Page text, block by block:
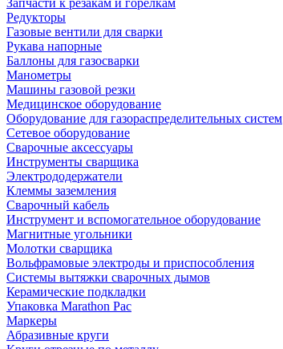
Запчасти к резакам и горелкам
Редукторы
Газовые вентили для сварки
Рукава напорные
Баллоны для газосварки
Манометры
Машины газовой резки
Медицинское оборудование
Оборудование для газораспределительных систем
Сетевое оборудование
Сварочные аксессуары
Инструменты сварщика
Электрододержатели
Клеммы заземления
Сварочный кабель
Инструмент и вспомогательное оборудование
Магнитные угольники
Молотки сварщика
Вольфрамовые электроды и приспособления
Системы вытяжки сварочных дымов
Керамические подкладки
Упаковка Marathon Pac
Маркеры
Абразивные круги